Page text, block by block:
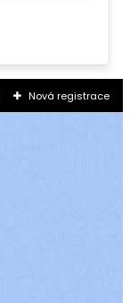
Nová registrace